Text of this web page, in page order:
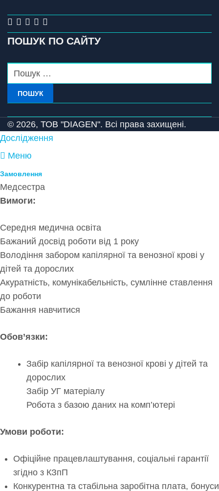
ПОШУК ПО САЙТУ
ПОШУК
© 2026, ТОВ "DIAGEN". Всі права захищені.
Дослідження
Меню
Замовлення
Медсестра
Вимоги:
Середня медична освіта
Бажаний досвід роботи від 1 року
Володіння забором капілярної та венозної крові у
дітей та дорослих
Акуратність, комунікабельність, сумлінне ставлення
до роботи
Бажання навчитися
Обов’язки:
Забір капілярної та венозної крові у дітей та
дорослих
Забір УГ матеріалу
Робота з базою даних на комп’ютері
Умови роботи:
Офіційне працевлаштування, соціальні гарантії
згідно з КЗпП
Конкурентна та стабільна заробітна плата, бонуси